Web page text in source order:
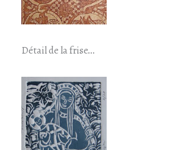
Détail de la frise…